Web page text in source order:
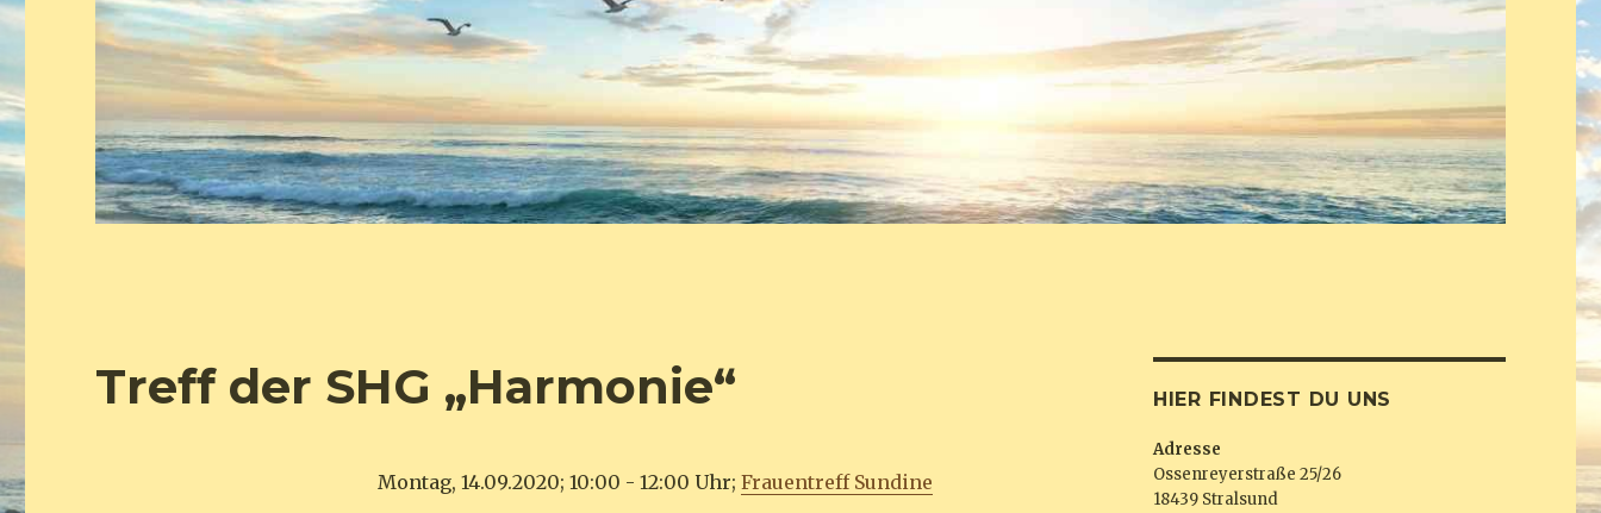
Treff der SHG „Harmonie“
Montag, 14.09.2020; 10:00 - 12:00 Uhr; Frauentreff Sundine
HIER FINDEST DU UNS
Adresse
Ossenreyerstraße 25/26
18439 Stralsund